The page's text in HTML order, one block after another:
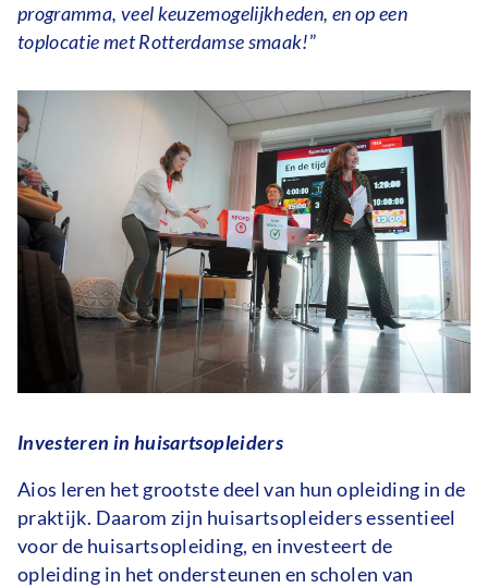
programma, veel keuzemogelijkheden, en op een
toplocatie met Rotterdamse smaak!”
Investeren in huisartsopleiders
Aios leren het grootste deel van hun opleiding in de
praktijk. Daarom zijn huisartsopleiders essentieel
voor de huisartsopleiding, en investeert de
opleiding in het ondersteunen en scholen van